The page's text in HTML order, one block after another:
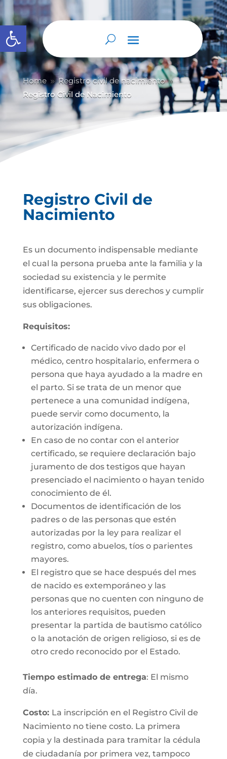
Abrir barra de herramientas
Home 9 Registro civil de nacimiento 9
Registro Civil de Nacimiento
Registro Civil de
Nacimiento
Es un documento indispensable mediante
el cual la persona prueba ante la familia y la
sociedad su existencia y le permite
identificarse, ejercer sus derechos y cumplir
sus obligaciones.
Requisitos:
Certificado de nacido vivo dado por el
médico, centro hospitalario, enfermera o
persona que haya ayudado a la madre en
el parto. Si se trata de un menor que
pertenece a una comunidad indígena,
puede servir como documento, la
autorización indígena.
En caso de no contar con el anterior
certificado, se requiere declaración bajo
juramento de dos testigos que hayan
presenciado el nacimiento o hayan tenido
conocimiento de él.
Documentos de identificación de los
padres o de las personas que estén
autorizadas por la ley para realizar el
registro, como abuelos, tíos o parientes
mayores.
El registro que se hace después del mes
de nacido es extemporáneo y las
personas que no cuenten con ninguno de
los anteriores requisitos, pueden
presentar la partida de bautismo católico
o la anotación de origen religioso, si es de
otro credo reconocido por el Estado.
Tiempo estimado de entrega: El mismo
día.
Costo: La inscripción en el Registro Civil de
Nacimiento no tiene costo. La primera
copia y la destinada para tramitar la cédula
de ciudadanía por primera vez, tampoco